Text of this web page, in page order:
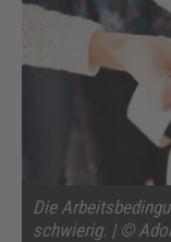
Die
schwierig. | ©